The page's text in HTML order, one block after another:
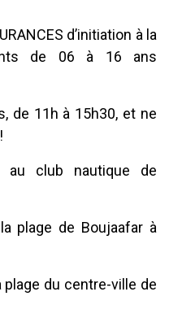
d’initiation à la
de 06 à 16 ans
de 11h à 15h30, et ne
au club nautique de
plage de Boujaafar à
plage du centre-ville de